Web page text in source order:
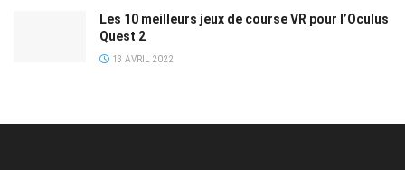
Les 10 meilleurs jeux de course VR pour l’Oculus
Quest 2
13 AVRIL 2022